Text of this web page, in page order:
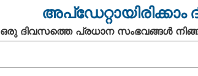
ഒരു ദിവസത്തെ പ്രധാന സംഭവങ്ങൾ